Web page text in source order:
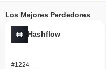
Los Mejores Perdedores
Hashflow
#1224